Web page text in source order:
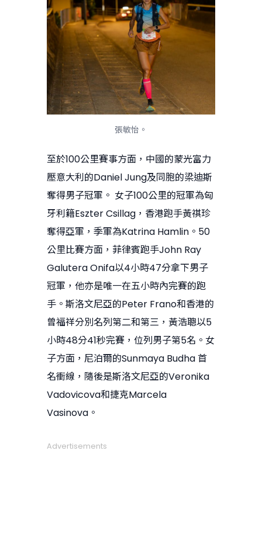
張敏怡。
至於100公里賽事方面，中國的蒙光富力
壓意大利的Daniel Jung及同胞的梁迪斯
奪得男子冠軍。 女子100公里的冠軍為匈
牙利籍Eszter Csillag，香港跑手黃祺珍
奪得亞軍，季軍為Katrina Hamlin。50
公里比賽方面，菲律賓跑手John Ray
Galutera Onifa以4小時47分拿下男子
冠軍，他亦是唯一在五小時內完賽的跑
手。斯洛文尼亞的Peter Frano和香港的
曾福祥分別名列第二和第三，黃浩聰以5
小時48分41秒完賽，位列男子第5名。女
子方面，尼泊爾的Sunmaya Budha 首
名衝線，隨後是斯洛文尼亞的Veronika
Vadovicova和捷克Marcela
Vasinova。
Advertisements